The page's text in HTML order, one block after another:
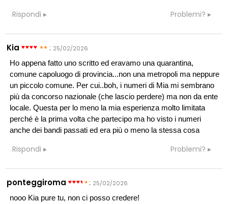
Rispondi Problemi?
Kia : 25/02/2026
Ho appena fatto uno scritto ed eravamo una quarantina,
comune capoluogo di provincia...non una metropoli ma neppure
un piccolo comune. Per cui..boh, i numeri di Mia mi sembrano
più da concorso nazionale (che lascio perdere) ma non da ente
locale. Questa per lo meno la mia esperienza molto limitata
perché è la prima volta che partecipo ma ho visto i numeri
anche dei bandi passati ed era più o meno la stessa cosa
Rispondi Problemi?
ponteggiroma : 25/02/2026
nooo Kia pure tu, non ci posso credere!